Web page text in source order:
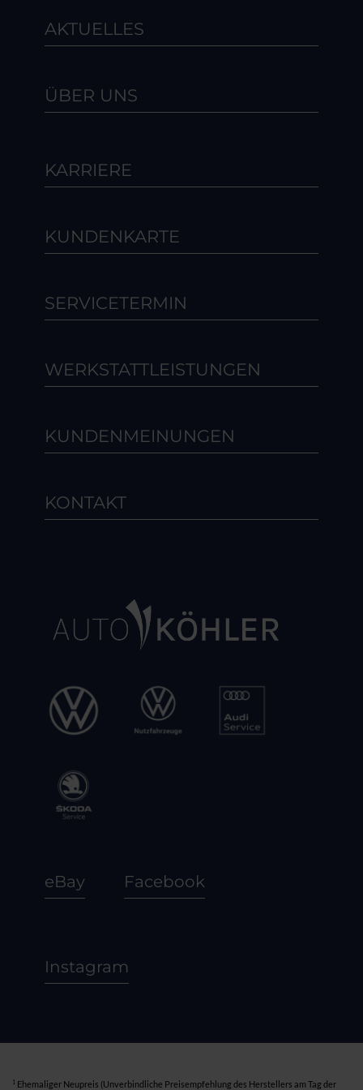
AKTUELLES
ÜBER UNS
KARRIERE
KUNDENKARTE
SERVICETERMIN
WERKSTATTLEISTUNGEN
KUNDENMEINUNGEN
KONTAKT
eBay Facebook
Instagram
1 Ehemaliger Neupreis (Unverbindliche Preisempfehlung des Herstellers am Tag der